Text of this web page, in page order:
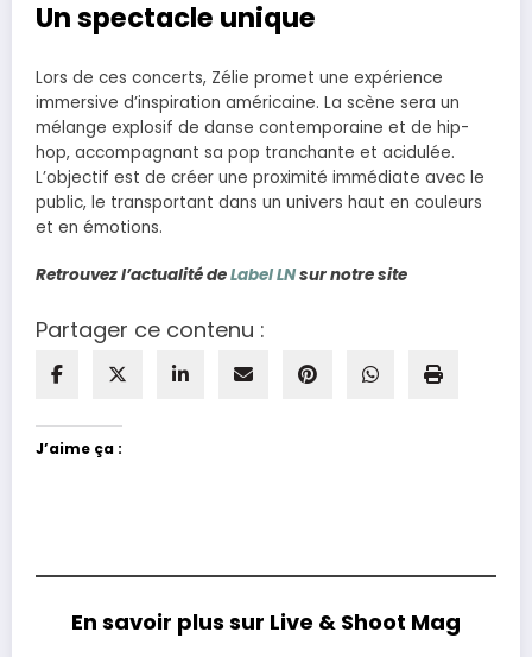
Un spectacle unique
Lors de ces concerts, Zélie promet une expérience
immersive d’inspiration américaine. La scène sera un
mélange explosif de danse contemporaine et de hip-
hop, accompagnant sa pop tranchante et acidulée.
L’objectif est de créer une proximité immédiate avec le
public, le transportant dans un univers haut en couleurs
et en émotions.
Retrouvez l’actualité deLabel LNsur notre site
Partager ce contenu :
J’aime ça :
En savoir plus sur Live & Shoot Mag